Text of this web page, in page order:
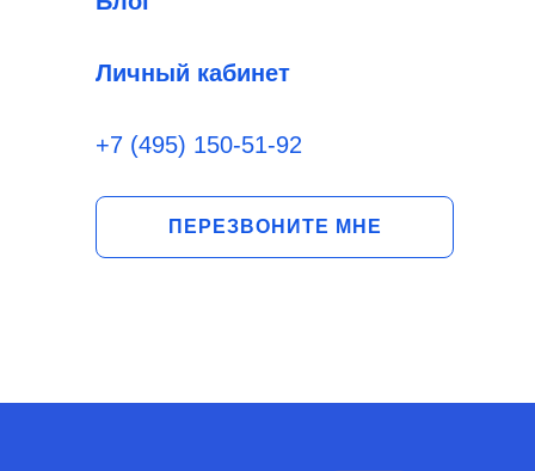
ПЕРЕЗВОНИТЕ МНЕ
Личный кабинет
+7 (495) 150-51-92